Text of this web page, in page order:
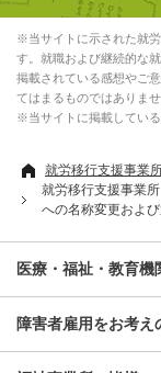
※当サイトに示された就
す。就職および継続的な
掲載されている感想やご
てはまるものではありませ
※当サイトに掲載している
就労移行支援事業
就労移行支援事業
への名称変更およ
医療・福祉・教育機
障害者雇用をお考え